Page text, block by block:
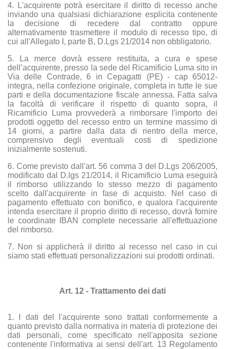
4. L'acquirente potrà esercitare il diritto di recesso anche
inviando una qualsiasi dichiarazione esplicita contenente
la decisione di recedere dal contratto oppure
alternativamente trasmettere il modulo di recesso tipo, di
cui all'Allegato I, parte B, D.Lgs 21/2014 non obbligatorio.
5. La merce dovrà essere restituita, a cura e spese
dell’acquirente, presso la sede del Ricamificio Luma sito in
Via delle Contrade, 6 in Cepagatti (PE) - cap 65012-
integra, nella confezione originale, completa in tutte le sue
parti e della documentazione fiscale annessa. Fatta salva
la facoltà di verificare il rispetto di quanto sopra, il
Ricamificio Luma provvederà a rimborsare l'importo dei
prodotti oggetto del recesso entro un termine massimo di
14 giorni, a partire dalla data di rientro della merce,
comprensivo degli eventuali costi di spedizione
inizialmente sostenuti.
6. Come previsto dall'art. 56 comma 3 del D.Lgs 206/2005,
modificato dal D.lgs 21/2014, il Ricamificio Luma eseguirà
il rimborso utilizzando lo stesso mezzo di pagamento
scelto dall'acquirente in fase di acquisto. Nel caso di
pagamento effettuato con bonifico, e qualora l'acquirente
intenda esercitare il proprio diritto di recesso, dovrà fornire
le coordinate IBAN complete necessarie all'effettuazione
del rimborso.
7. Non si applicherà il diritto al recesso nel caso in cui
siamo stati effettuati personalizzazioni sui prodotti ordinati.
Art. 12 - Trattamento dei dati
1. I dati del l'acquirente sono trattati conformemente a
quanto previsto dalla normativa in materia di protezione dei
dati personali, come specificato nell'apposita sezione
contenente l'informativa ai sensi dell'art. 13 Regolamento